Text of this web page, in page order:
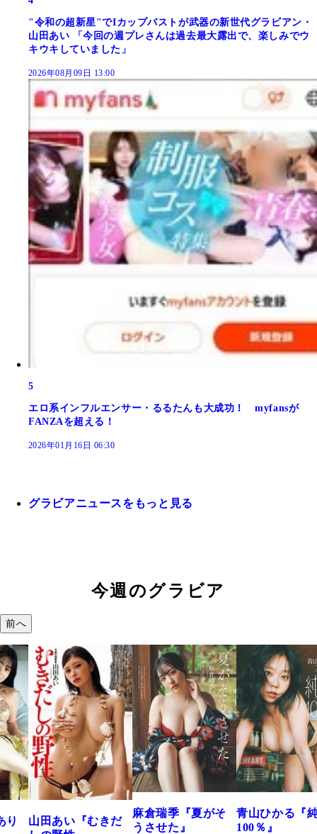
"令和の超新星"でIカップバストが武器の新世代グラビアン・
山田あい 「今回の週プレさんは過去最大露出で、楽しみでウ
キウキしていました」
2026年08月09日 13:00
5
エロ系インフルエンサー・るるたんも大成功！ myfansが
FANZAを超える！
2026年01月16日 06:30
グラビアニュースをもっと見る
今週のグラビア
前へ
だ
麻倉瑞季『夏がそ
うさせた』
青山ひかる『純度
100％』
溝端 葵『もう
つの、あおい
で。』
2026年08月09日